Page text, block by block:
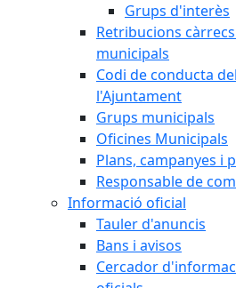
Grups d'interès
Retribucions
municipals
Codi de conducta
l'Ajuntament
Grups municipals
Oficines Municipals
Plans, campanyes i
Responsable de
Informació oficial
Tauler d'anuncis
Bans i avisos
Cercador